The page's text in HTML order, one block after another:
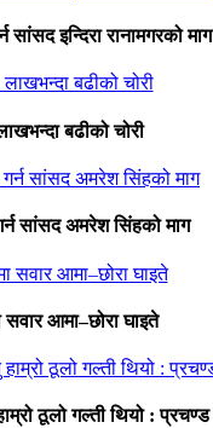
सांसद इन्दिरा रानामगरको माग
बढीको चोरी
सांसद अमरेश सिंहको माग
आमा–छोरा घाइते
ठूलो गल्ती थियो : प्रचण्ड